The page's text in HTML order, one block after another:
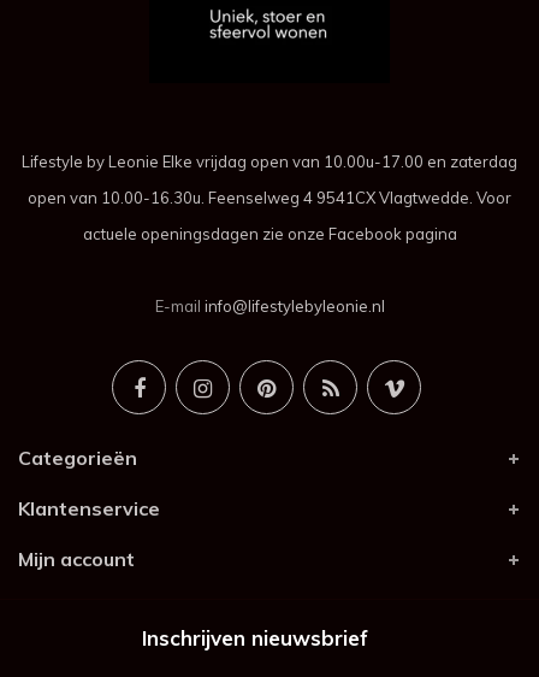
Lifestyle by Leonie Elke vrijdag open van 10.00u-17.00 en zaterdag
open van 10.00-16.30u. Feenselweg 4 9541CX Vlagtwedde. Voor
actuele openingsdagen zie onze Facebook pagina
E-mail info@lifestylebyleonie.nl
Categorieën
Klantenservice
Mijn account
Inschrijven nieuwsbrief